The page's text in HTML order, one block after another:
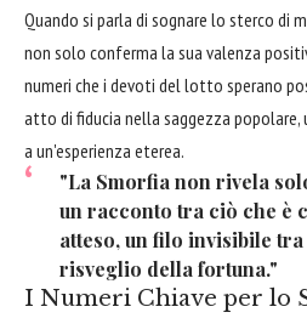
Quando si parla di sognare lo sterco di
non solo conferma la sua valenza
numeri che i devoti del lotto sperano
atto di fiducia nella saggezza popolare,
a un'esperienza eterea.
"La Smorfia non rivela
un racconto tra ciò che è
atteso, un filo invisibile
risveglio della fortuna."
I Numeri Chiave per lo